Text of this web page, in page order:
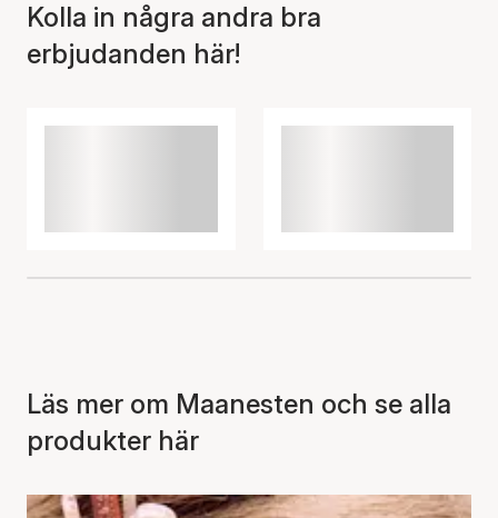
Kolla in några andra bra
erbjudanden här!
Läs mer om Maanesten och se alla
produkter här